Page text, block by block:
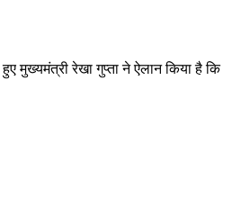
मुख्यमंत्री रेखा गुप्ता ने ऐलान किया है कि